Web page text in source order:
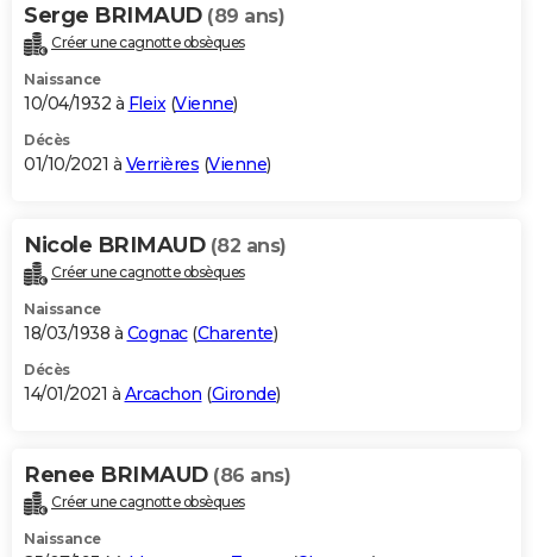
Serge BRIMAUD (89 ans)
Créer une cagnotte obsèques
Naissance
10/04/1932 à Fleix(Vienne)
Décès
01/10/2021 à Verrières (Vienne)
Nicole BRIMAUD (82 ans)
Créer une cagnotte obsèques
Naissance
18/03/1938 à Cognac(Charente)
Décès
14/01/2021 à Arcachon (Gironde)
Renee BRIMAUD (86 ans)
Créer une cagnotte obsèques
Naissance